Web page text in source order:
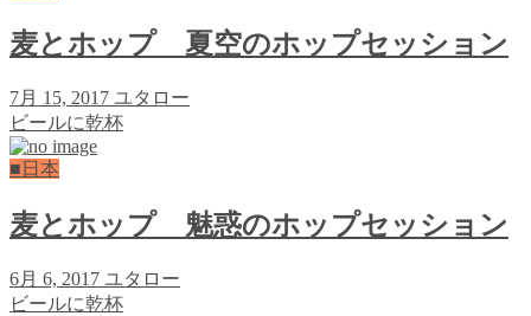
麦とホップ 夏空のホップセッション
7月 15, 2017 ユタロー
ビールに乾杯
■日本
麦とホップ 魅惑のホップセッション
6月 6, 2017 ユタロー
ビールに乾杯